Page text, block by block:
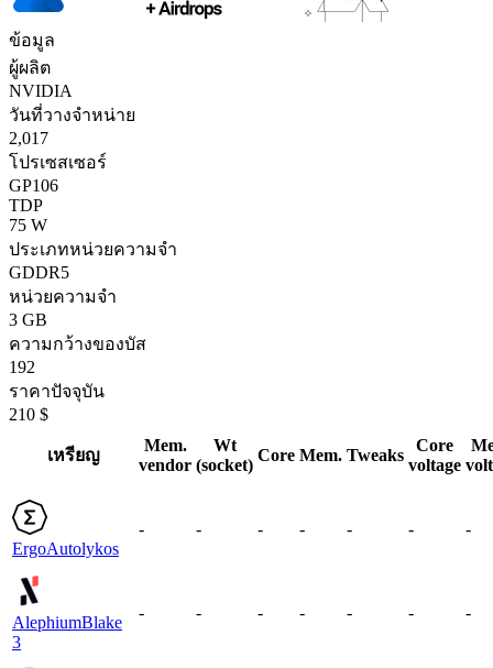
ข้อมูล
ผู้ผลิต
NVIDIA
วันที่วางจำหน่าย
2,017
โปรเซสเซอร์
GP106
TDP
75 W
ประเภทหน่วยความจำ
GDDR5
หน่วยความจำ
3 GB
ความกว้างของบัส
192
ราคาปัจจุบัน
210 $
เหรียญ
Mem.
vendor
Wt
(socket)
Core Mem. Tweaks
Core
voltage
ErgoAutolykos
- - - - - - -
AlephiumBlake
3
- - - - - - -